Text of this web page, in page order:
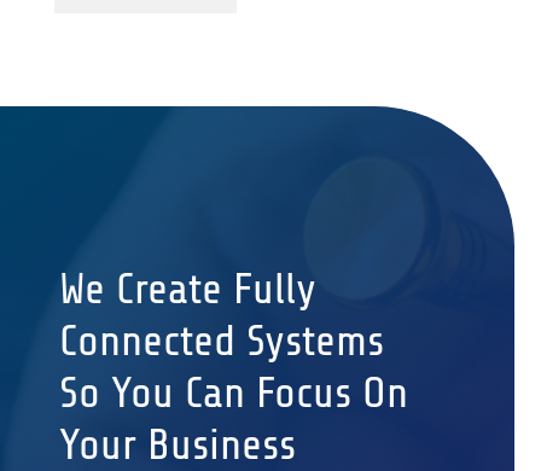
We Create Fully
Connected Systems
So You Can Focus On
Your Business